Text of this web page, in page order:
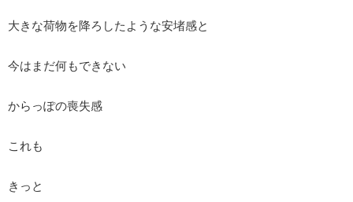
大きな荷物を降ろしたような安堵感と
今はまだ何もできない
からっぽの喪失感
これも
きっと